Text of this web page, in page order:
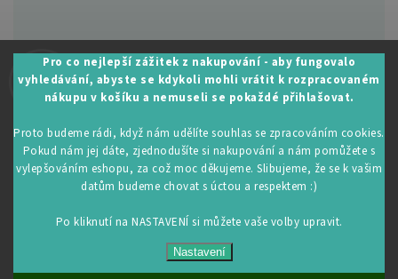
Pro co nejlepší zážitek z nakupování - aby fungovalo
vyhledávání, abyste se kdykoli mohli vrátit k rozpracovaném
nákupu v košíku a nemuseli se pokaždé přihlašovat.
Proto budeme rádi, když nám udělíte souhlas se zpracováním cookies.
Pokud nám jej dáte, zjednodušíte si nakupování a nám pomůžete s
vylepšováním eshopu, za což moc děkujeme. Slibujeme, že se k vašim
datům budeme chovat s úctou a respektem :)
Po kliknutí na NASTAVENÍ si můžete vaše volby upravit.
Nastavení
Zákaznická podpora:
+420 605 530 014
Upravit nastavení cookies
VytvořilShoptet| Design